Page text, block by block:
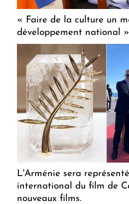
« Faire de la culture un
développement national »
L'Arménie sera
international du film de
nouveaux films.